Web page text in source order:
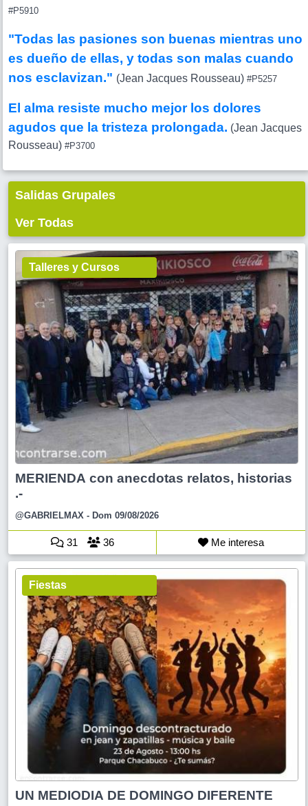
#P5910
"Todas las pasiones son buenas mientras uno
es dueño de ellas, y todas son malas cuando
nos esclavizan." (Jean Jacques Rousseau) #P5257
El alma resiste mucho mejor los dolores
agudos que la tristeza prolongada. (Jean Jacques
Rousseau) #P3700
Salidas Grupales
Ver Todas
Talleres y Cursos
MERIENDA con anecdotas relatos, historias
.-
@GABRIELMAX - Dom 09/08/2026
31 36 Me interesa
Fiestas
UN MEDIODIA DE DOMINGO DIFERENTE